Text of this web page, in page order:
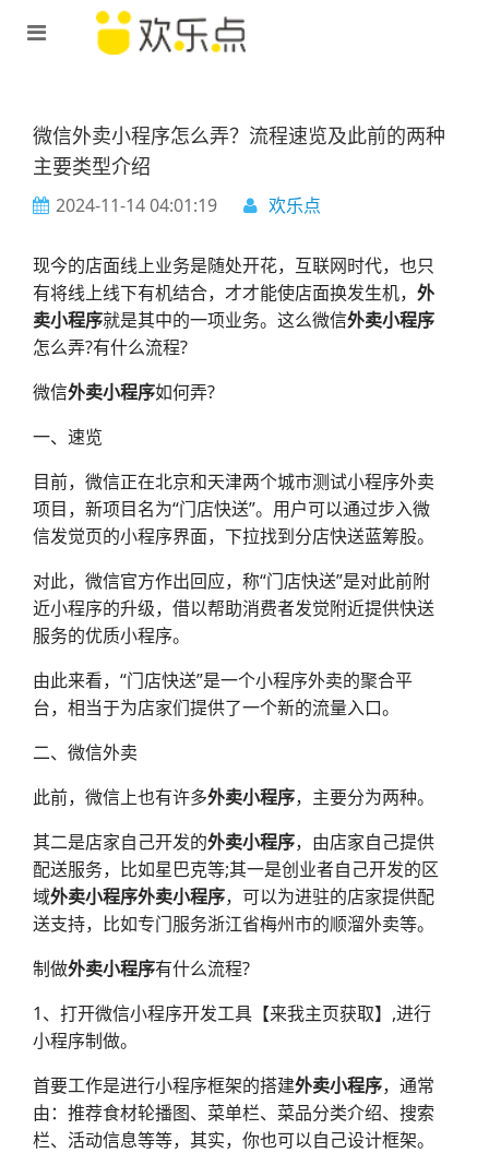
微信外卖小程序怎么弄？流程速览及此前的两种
主要类型介绍
2024-11-14 04:01:19 欢乐点
现今的店面线上业务是随处开花，互联网时代，也只
有将线上线下有机结合，才才能使店面换发生机， 外
卖小程序就是其中的一项业务。这么微信外卖小程序
怎么弄?有什么流程?
微信外卖小程序如何弄?
一、速览
目前，微信正在北京和天津两个城市测试小程序外卖
项目，新项目名为“门店快送”。用户可以通过步入微
信发觉页的小程序界面，下拉找到分店快送蓝筹股。
对此，微信官方作出回应，称“门店快送”是对此前附
近小程序的升级，借以帮助消费者发觉附近提供快送
服务的优质小程序。
由此来看，“门店快送”是一个小程序外卖的聚合平
台，相当于为店家们提供了一个新的流量入口。
二、微信外卖
此前，微信上也有许多外卖小程序，主要分为两种。
其二是店家自己开发的外卖小程序，由店家自己提供
配送服务，比如星巴克等;其一是创业者自己开发的区
域外卖小程序外卖小程序，可以为进驻的店家提供配
送支持，比如专门服务浙江省梅州市的顺溜外卖等。
制做外卖小程序有什么流程?
1、打开微信小程序开发工具【来我主页获取】,进行
小程序制做。
首要工作是进行小程序框架的搭建外卖小程序，通常
由：推荐食材轮播图、菜单栏、菜品分类介绍、搜索
栏、活动信息等等，其实，你也可以自己设计框架。